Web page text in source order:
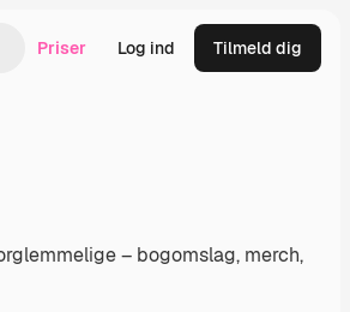
billede
Priser Log ind Tilmeld dig
– bogomslag, merch,